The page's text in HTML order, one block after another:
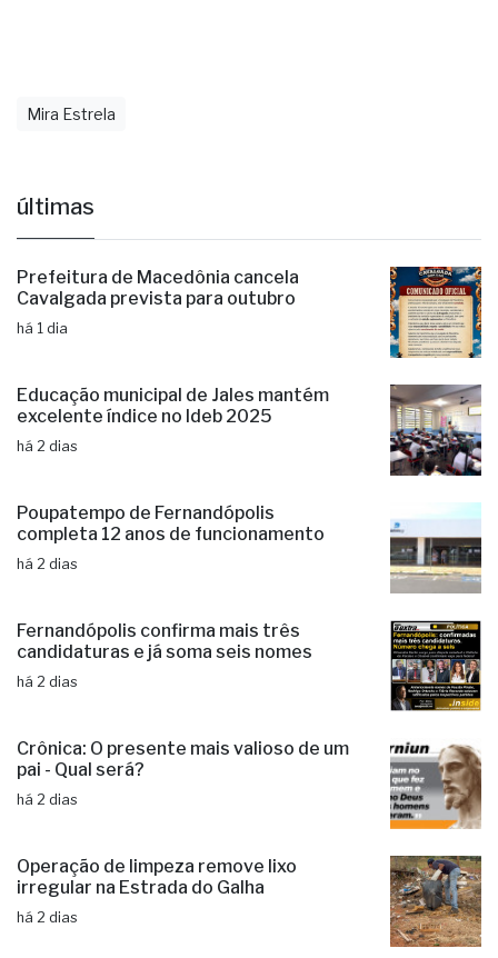
Mira Estrela
últimas
Prefeitura de Macedônia cancela
Cavalgada prevista para outubro
há 1 dia
Educação municipal de Jales mantém
excelente índice no Ideb 2025
há 2 dias
Poupatempo de Fernandópolis
completa 12 anos de funcionamento
há 2 dias
Fernandópolis confirma mais três
candidaturas e já soma seis nomes
há 2 dias
Crônica: O presente mais valioso de um
pai - Qual será?
há 2 dias
Operação de limpeza remove lixo
irregular na Estrada do Galha
há 2 dias